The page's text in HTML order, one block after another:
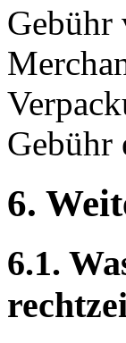
Gebühr
Gebühr
6.
6.1.